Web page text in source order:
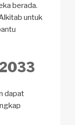
berada.
untuk
dapat